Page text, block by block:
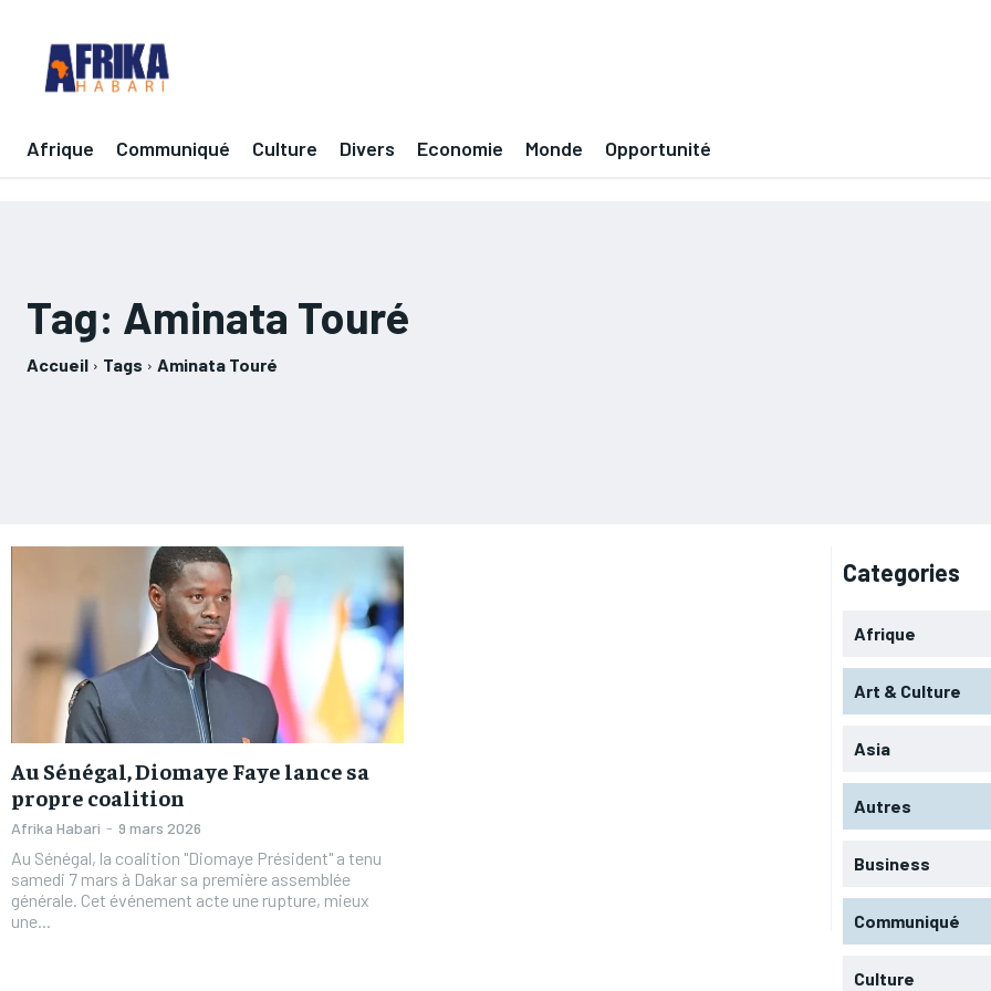
Afrique Communiqué Culture Divers Economie Monde Opportunité
Tag: Aminata Touré
Accueil Tags Aminata Touré
Au Sénégal, Diomaye Faye lance sa
propre coalition
Afrika Habari - 9 mars 2026
Au Sénégal, la coalition "Diomaye Président" a tenu
samedi 7 mars à Dakar sa première assemblée
générale. Cet événement acte une rupture, mieux
une...
Categories
Afrique
Art & Culture
Asia
Autres
Business
Communiqué
Culture